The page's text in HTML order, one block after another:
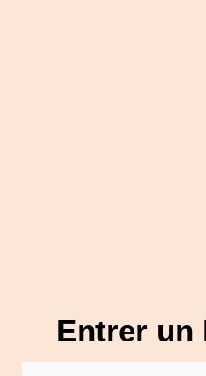
Entrer un